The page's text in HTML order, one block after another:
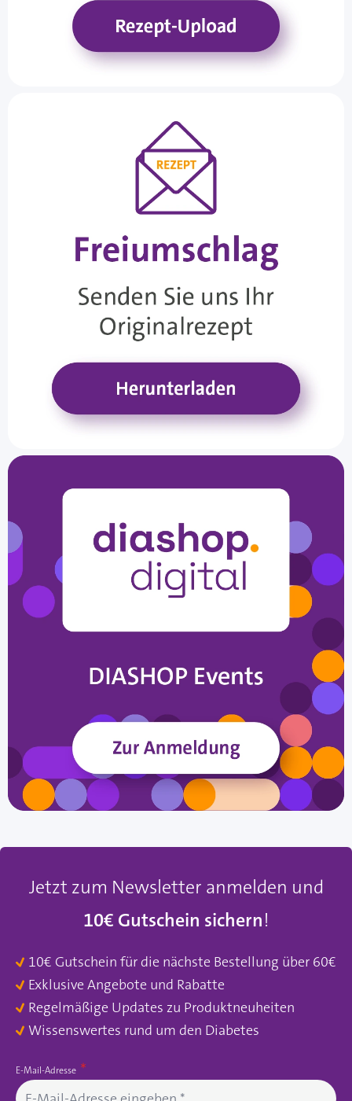
Jetzt zum Newsletter anmelden und
10€ Gutschein sichern!
10€ Gutschein für die nächste Bestellung über 60€
Exklusive Angebote und Rabatte
Regelmäßige Updates zu Produktneuheiten
Wissenswertes rund um den Diabetes
E-Mail-Adresse